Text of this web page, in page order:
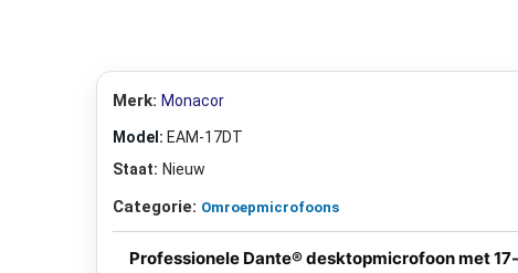
Merk: Monacor
Model: EAM-17DT
Staat: Nieuw
Categorie: Omroepmicrofoons
Professionele Dante® desktopmicrofoon met